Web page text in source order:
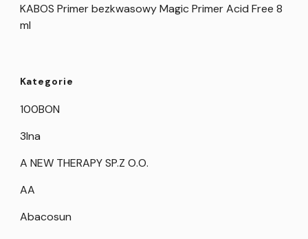
KABOS Primer bezkwasowy Magic Primer Acid Free 8
ml
Kategorie
100BON
3Ina
A NEW THERAPY SP.Z O.O.
AA
Abacosun